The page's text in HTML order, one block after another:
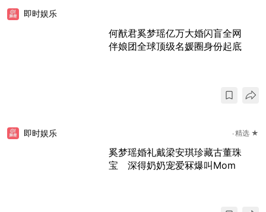
即时娱乐
何猷君奚梦瑶亿万大婚闪盲全网
伴娘团全球顶级名媛圈身份起底
即时娱乐 精选 ★
奚梦瑶婚礼戴梁安琪珍藏古董珠
宝 深得奶奶宠爱冧爆叫Mom